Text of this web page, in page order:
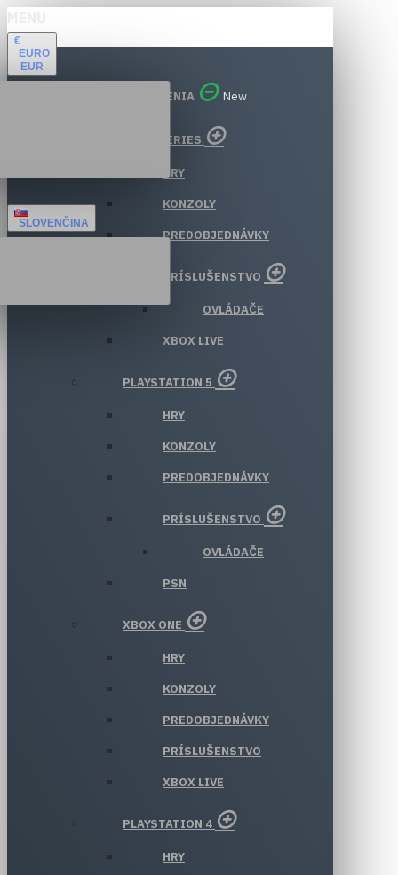
€
EURO
EUR
SLOVENČINA
VŠETKY ODDELENIA New
XBOX SERIES
HRY
KONZOLY
PREDOBJEDNÁVKY
PRÍSLUŠENSTVO
OVLÁDAČE
XBOX LIVE
PLAYSTATION 5
HRY
KONZOLY
PREDOBJEDNÁVKY
PRÍSLUŠENSTVO
OVLÁDAČE
PSN
XBOX ONE
HRY
KONZOLY
PREDOBJEDNÁVKY
PRÍSLUŠENSTVO
XBOX LIVE
PLAYSTATION 4
HRY